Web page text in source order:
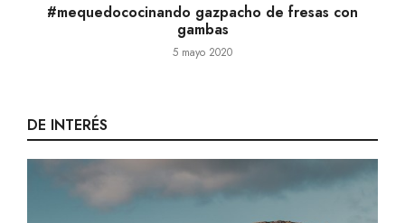
#mequedococinando gazpacho de fresas con
gambas
5 mayo 2020
DE INTERÉS